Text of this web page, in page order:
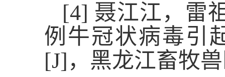
[4] 聂江江，雷
例牛冠状病毒引
[J] ，黑龙江畜牧